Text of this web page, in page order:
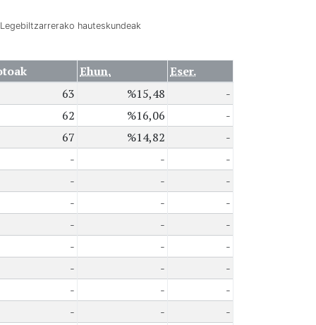
hauteskundeak
Ehun.
Eser.
63 %15,48
-
62 %16,06
-
67 %14,82
-
- -
-
- -
-
- -
-
- -
-
- -
-
- -
-
- -
-
- -
-